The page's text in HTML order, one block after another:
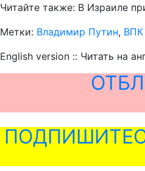
Читайте также: В Израиле
Метки: Владимир Путин, ВПК
English version :: Читать на